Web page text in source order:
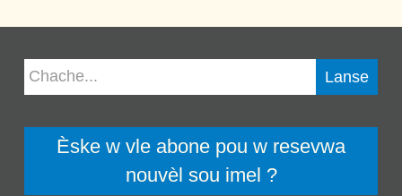
Èske w vle abone pou w resevwa
nouvèl sou imel ?